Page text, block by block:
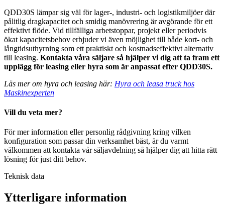
QDD30S lämpar sig väl för lager-, industri- och logistikmiljöer där
pålitlig dragkapacitet och smidig manövrering är avgörande för ett
effektivt flöde. Vid tillfälliga arbetstoppar, projekt eller periodvis
ökat kapacitetsbehov erbjuder vi även möjlighet till både kort- och
långtidsuthyrning som ett praktiskt och kostnadseffektivt alternativ
till leasing. Kontakta våra säljare så hjälper vi dig att ta fram ett
upplägg för leasing eller hyra som är anpassat efter QDD30S.
Läs mer om hyra och leasing här: Hyra och leasa truck hos
Maskinexperten
Vill du veta mer?
För mer information eller personlig rådgivning kring vilken
konfiguration som passar din verksamhet bäst, är du varmt
välkommen att kontakta vår säljavdelning så hjälper dig att hitta rätt
lösning för just ditt behov.
Teknisk data
Ytterligare information